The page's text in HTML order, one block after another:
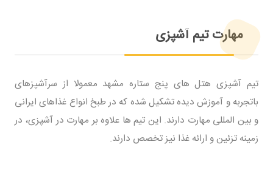
مهارت تیم آشپزی
تیم آشپزی هتل های پنج ستاره مشهد معمولا از سرآشپزهای
باتجربه و آموزش دیده تشکیل شده که در طبخ انواع غذاهای ایرانی
و بین المللی مهارت دارند. این تیم ها علاوه بر مهارت در آشپزی، در
زمینه تزئین و ارائه غذا نیز تخصص دارند.